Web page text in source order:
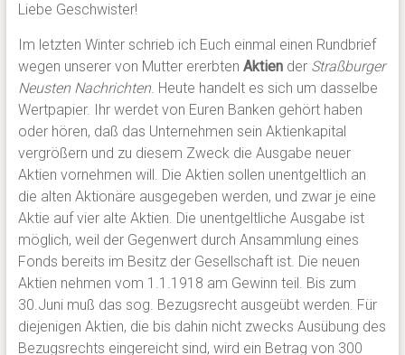
Liebe Geschwister!
Im letzten Winter schrieb ich Euch einmal einen Rundbrief
wegen unserer von Mutter ererbten Aktiender Straßburger
Neusten Nachrichten. Heute handelt es sich um dasselbe
Wertpapier. Ihr werdet von Euren Banken gehört haben
oder hören, daß das Unternehmen sein Aktienkapital
vergrößern und zu diesem Zweck die Ausgabe neuer
Aktien vornehmen will. Die Aktien sollen unentgeltlich an
die alten Aktionäre ausgegeben werden, und zwar je eine
Aktie auf vier alte Aktien. Die unentgeltliche Ausgabe ist
möglich, weil der Gegenwert durch Ansammlung eines
Fonds bereits im Besitz der Gesellschaft ist. Die neuen
Aktien nehmen vom 1.1.1918 am Gewinn teil. Bis zum
30.Juni muß das sog. Bezugsrecht ausgeübt werden. Für
diejenigen Aktien, die bis dahin nicht zwecks Ausübung des
Bezugsrechts eingereicht sind, wird ein Betrag von 300